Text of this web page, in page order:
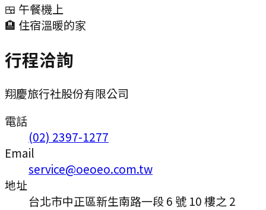
🍱 午餐機上
🏨 住宿溫暖的家
行程洽詢
翔慶旅行社股份有限公司
電話
(02) 2397-1277
Email
service@oeoeo.com.tw
地址
台北市中正區新生南路一段 6 號 10 樓之 2